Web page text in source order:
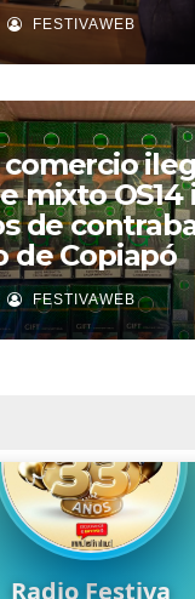
FESTIVAWEB
mixto OS14
de
de Copiapó
FESTIVAWEB